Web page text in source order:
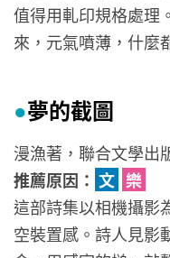
值得用軋印規格處理
來，元氣噴薄，什麼
●夢的截圖
漫漁著，聯合文學出
推薦原因： 文 樂
這部詩集以相機攝影
空裝置感。詩人見影